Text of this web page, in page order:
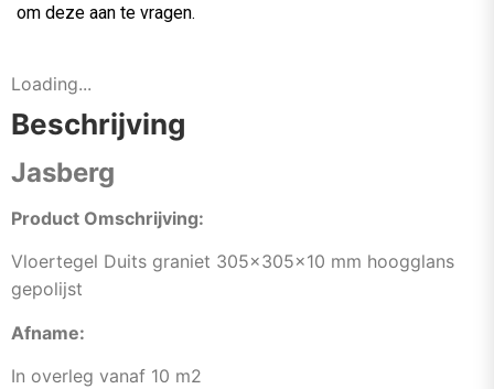
om deze aan te vragen.
Loading...
Beschrijving
Jasberg
Product Omschrijving:
Vloertegel Duits graniet 305x305x10 mm hoogglans
gepolijst
Afname:
In overleg vanaf 10 m2